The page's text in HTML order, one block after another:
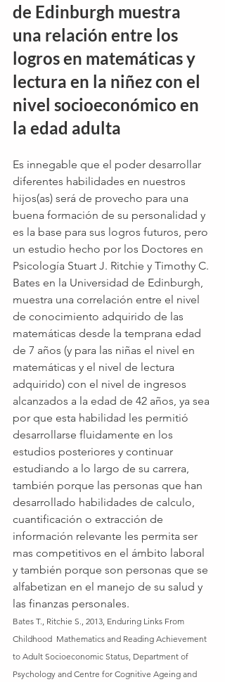
de Edinburgh muestra
una relación entre los
logros en matemáticas y
lectura en la niñez con el
nivel socioeconómico en
la edad adulta
Es innegable que el poder desarrollar
diferentes habilidades en nuestros
hijos(as) será de provecho para una
buena formación de su personalidad y
es la base para sus logros futuros, pero
un estudio hecho por los Doctores en
Psicología Stuart J. Ritchie y Timothy C.
Bates en la Universidad de Edinburgh,
muestra una correlación entre el nivel
de conocimiento adquirido de las
matemáticas desde la temprana edad
de 7 años (y para las niñas el nivel en
matemáticas y el nivel de lectura
adquirido) con el nivel de ingresos
alcanzados a la edad de 42 años, ya sea
por que esta habilidad les permitió
desarrollarse fluidamente en los
estudios posteriores y continuar
estudiando a lo largo de su carrera,
también porque las personas que han
desarrollado habilidades de calculo,
cuantificación o extracción de
información relevante les permita ser
mas competitivos en el ámbito laboral
y también porque son personas que se
alfabetizan en el manejo de su salud y
las finanzas personales.
Bates T., Ritchie S., 2013, Enduring Links From
Childhood  Mathematics and Reading Achievement
to Adult Socioeconomic Status, Department of
Psychology and Centre for Cognitive Ageing and